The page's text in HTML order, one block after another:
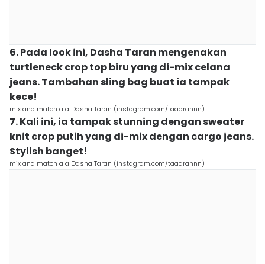
6. Pada look ini, Dasha Taran mengenakan
turtleneck crop top biru yang di-mix celana
jeans. Tambahan sling bag buat ia tampak
kece!
mix and match ala Dasha Taran (instagram.com/taaarannn)
7. Kali ini, ia tampak stunning dengan sweater
knit crop putih yang di-mix dengan cargo jeans.
Stylish banget!
mix and match ala Dasha Taran (instagram.com/taaarannn)